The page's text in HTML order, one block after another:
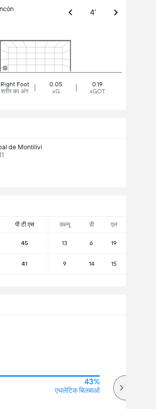
4'
Right Foot
शरीर का अंग
0.05
xG
0.19
xGOT
de Montilivi
पी टी एस डब्ल्यू डी एल
45 13 6 19
41 9 14 15
43%
एथलेटिक बिलबाओ